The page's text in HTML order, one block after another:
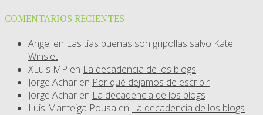
COMENTARIOS RECIENTES
Angel en Las tías buenas son gilipollas salvo Kate
Winslet
XLuis MP en La decadencia de los blogs
Jorge Achar en Por qué dejamos de escribir
Jorge Achar en La decadencia de los blogs
Luis Manteiga Pousa en La decadencia de los blogs